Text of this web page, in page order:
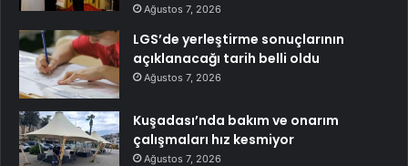
Ağustos 7, 2026
LGS’de yerleştirme sonuçlarının
açıklanacağı tarih belli oldu
Ağustos 7, 2026
Kuşadası’nda bakım ve onarım
çalışmaları hız kesmiyor
Ağustos 7, 2026